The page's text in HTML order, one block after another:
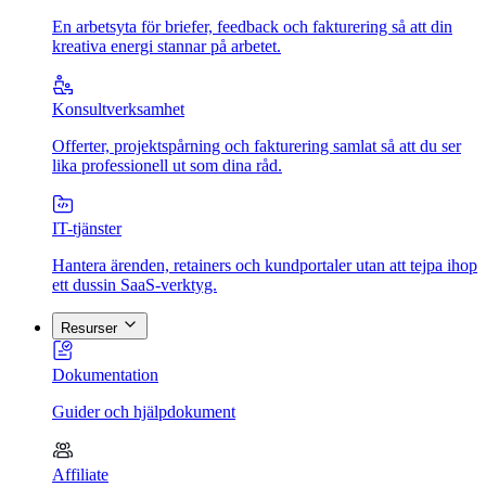
En arbetsyta för briefer, feedback och fakturering så att din
kreativa energi stannar på arbetet.
Konsultverksamhet
Offerter, projektspårning och fakturering samlat så att du ser
lika professionell ut som dina råd.
IT-tjänster
Hantera ärenden, retainers och kundportaler utan att tejpa ihop
ett dussin SaaS-verktyg.
Resurser
Dokumentation
Guider och hjälpdokument
Affiliate